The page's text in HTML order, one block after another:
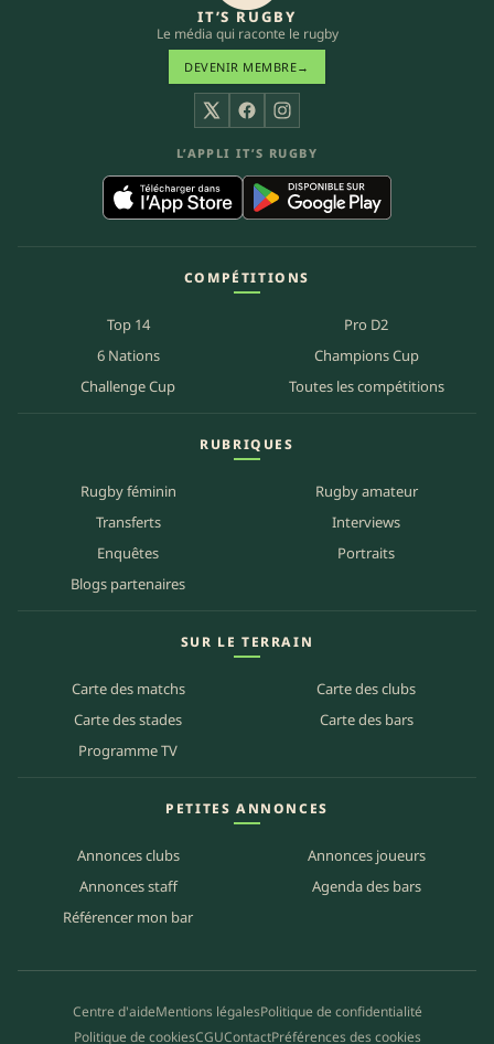
IT’S RUGBY
Le média qui raconte le rugby
DEVENIR MEMBRE→
X FacebookInstagram
L’APPLI IT’S RUGBY
COMPÉTITIONS
Top 14
Pro D2
6 Nations
Champions Cup
Challenge Cup
Toutes les compétitions
RUBRIQUES
Rugby féminin
Rugby amateur
Transferts
Interviews
Enquêtes
Portraits
Blogs partenaires
SUR LE TERRAIN
Carte des matchs
Carte des clubs
Carte des stades
Carte des bars
Programme TV
PETITES ANNONCES
Annonces clubs
Annonces joueurs
Annonces staff
Agenda des bars
Référencer mon bar
Centre d'aideMentions légalesPolitique de confidentialité
Politique de cookiesCGUContactPréférences des cookies